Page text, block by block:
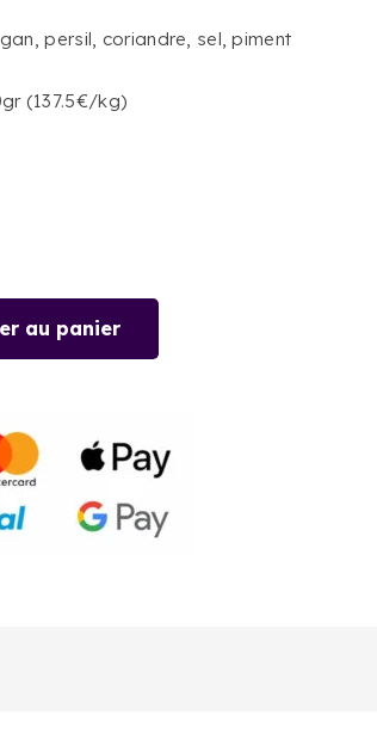
persil, coriandre, sel, piment
(137.5€/kg)
au panier